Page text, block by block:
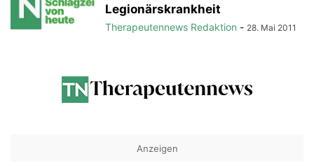
Legionärskrankheit
Therapeutennews Redaktion - 28. Mai 2011
Anzeigen